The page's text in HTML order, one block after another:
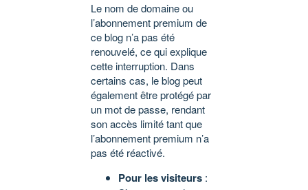
Le nom de domaine ou
l’abonnement premium de
ce blog n’a pas été
renouvelé, ce qui explique
cette interruption. Dans
certains cas, le blog peut
également être protégé par
un mot de passe, rendant
son accès limité tant que
l’abonnement premium n’a
pas été réactivé.
Pour les visiteurs :